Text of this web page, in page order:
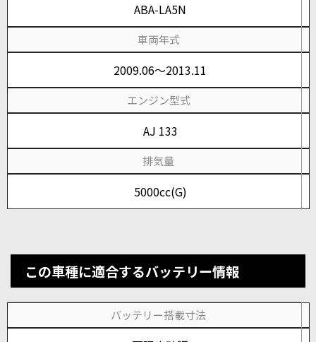
ABA-LA5N
車両年式
2009.06～2013.11
エンジン型式
AJ 133
排気量
5000cc(G)
この車種に適合するバッテリー情報
バッテリー搭載寸法